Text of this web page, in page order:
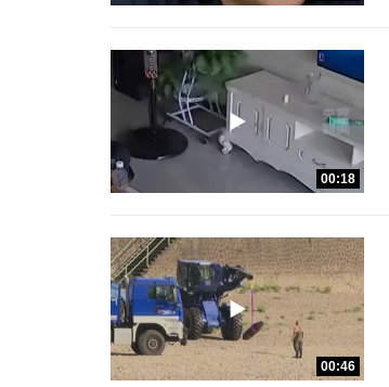
00:18
00:46